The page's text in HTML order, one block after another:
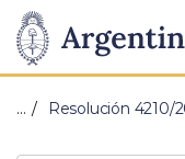
Presidencia
de
Pasar al contenido
… Resolución 4210/